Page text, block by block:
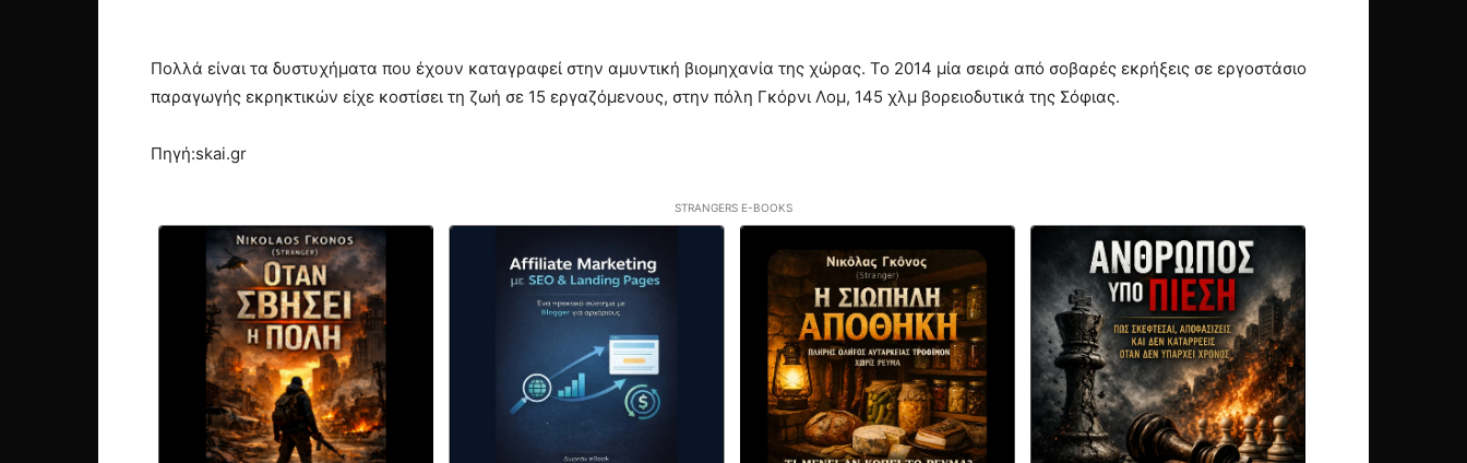
Πολλά είναι τα δυστυχήματα που έχουν καταγραφεί στην αμυντική βιομηχανία της χώρας. Το 2014 μία σειρά από σοβαρές εκρήξεις σε εργοστάσιο
παραγωγής εκρηκτικών είχε κοστίσει τη ζωή σε 15 εργαζόμενους, στην πόλη Γκόρνι Λομ, 145 χλμ βορειοδυτικά της Σόφιας.
Πηγή:skai.gr
STRANGERS E-BOOKS